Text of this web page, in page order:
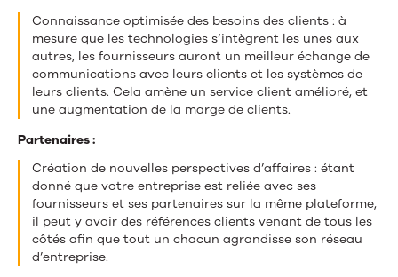
Connaissance optimisée des besoins des clients : à
mesure que les technologies s’intègrent les unes aux
autres, les fournisseurs auront un meilleur échange de
communications avec leurs clients et les systèmes de
leurs clients. Cela amène un service client amélioré, et
une augmentation de la marge de clients.
Partenaires :
Création de nouvelles perspectives d’affaires : étant
donné que votre entreprise est reliée avec ses
fournisseurs et ses partenaires sur la même plateforme,
il peut y avoir des références clients venant de tous les
côtés afin que tout un chacun agrandisse son réseau
d’entreprise.